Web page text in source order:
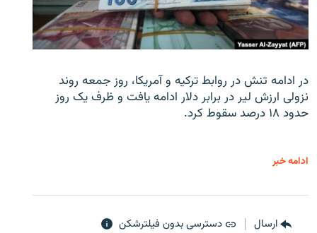
در ادامه تنش در روابط ترکیه و آمریکا، روز جمعه روند
نزولی ارزش لیر در برابر دلار ادامه یافت و ظرف یک روز
حدود ۱۸ درصد سقوط کرد.
ادامه خبر
ارسال دسترسی بدون فیلترشکن